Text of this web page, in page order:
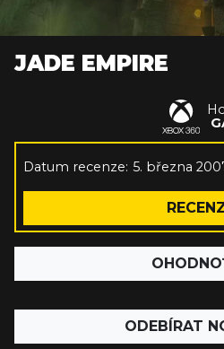
JADE EMPIRE
Datum recenze: 5. března
ODEBÍRAT